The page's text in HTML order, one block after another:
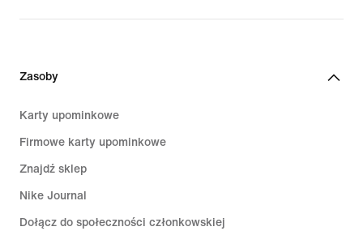
Zasoby
Karty upominkowe
Firmowe karty upominkowe
Znajdź sklep
Nike Journal
Dołącz do społeczności członkowskiej